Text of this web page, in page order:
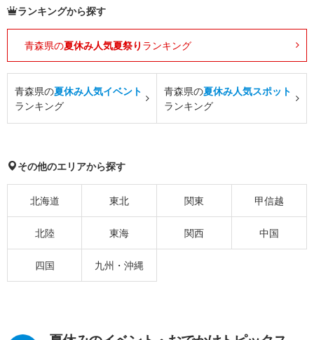
ランキングから探す
青森県の夏休み人気夏祭り ランキング
青森県の夏休み人気イベント
ランキング
青森県の夏休み人気スポット
ランキング
その他のエリアから探す
北海道 東北 関東 甲信越
北陸 東海 関西 中国
四国 九州・沖縄